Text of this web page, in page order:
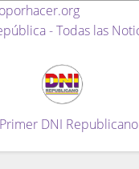
- Todas las
DNI Republicano